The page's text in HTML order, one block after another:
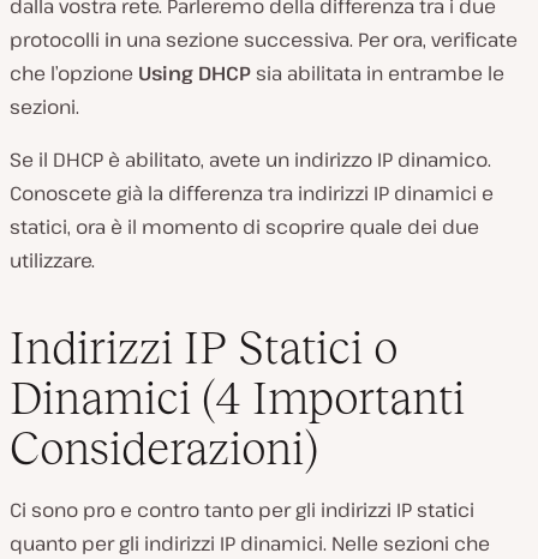
dalla vostra rete. Parleremo della differenza tra i due
protocolli in una sezione successiva. Per ora, verificate
che l’opzione Using DHCP sia abilitata in entrambe le
sezioni.
Se il DHCP è abilitato, avete un indirizzo IP dinamico.
Conoscete già la differenza tra indirizzi IP dinamici e
statici, ora è il momento di scoprire quale dei due
utilizzare.
Indirizzi IP Statici o
Dinamici (4 Importanti
Considerazioni)
Ci sono pro e contro tanto per gli indirizzi IP statici
quanto per gli indirizzi IP dinamici. Nelle sezioni che